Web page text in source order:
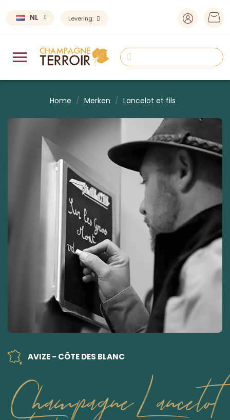
NL Levering:
Home Merken Lancelot et fils
AVIZE - CÔTE DES BLANC
Champagne Lancelot